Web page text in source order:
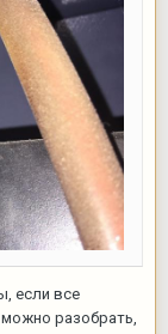
если все
разобрать,